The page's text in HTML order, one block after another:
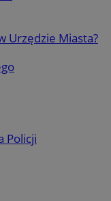
Urzędzie Miasta?
Policji